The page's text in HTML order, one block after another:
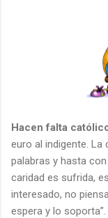
Hacen falta
euro al indigente.
palabras y hasta
caridad es sufrida,
interesado, no
espera y lo soporta”.